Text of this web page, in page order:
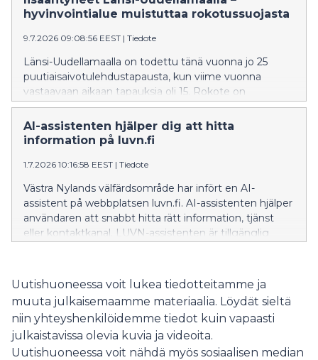
hyvinvointialue muistuttaa rokotussuojasta
9.7.2026 09:08:56 EEST | Tiedote
Länsi-Uudellamaalla on todettu tänä vuonna jo 25
puutiaisaivotulehdustapausta, kun viime vuonna
vastaavaan aikaan tapauksia oli 15. Rokote on
tehokkain tapa suojautua puutiaisaivotulehdukselta.
AI-assistenten hjälper dig att hitta
information på luvn.fi
1.7.2026 10:16:58 EEST | Tiedote
Västra Nylands välfärdsområde har infört en AI-
assistent på webbplatsen luvn.fi. AI-assistenten hjälper
användaren att snabbt hitta rätt information, tjänst
eller kontaktkanal. LUVN-assistenten är tillgänglig
Uutishuoneessa voit lukea tiedotteitamme ja
muuta julkaisemaamme materiaalia. Löydät sieltä
niin yhteyshenkilöidemme tiedot kuin vapaasti
julkaistavissa olevia kuvia ja videoita.
Uutishuoneessa voit nähdä myös sosiaalisen median